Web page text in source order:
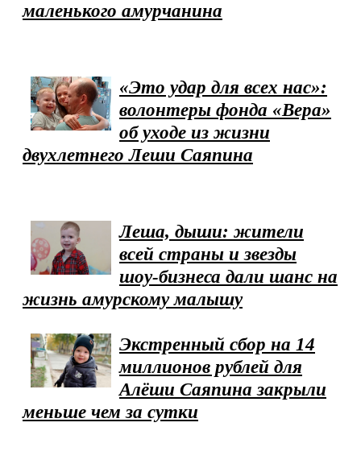
маленького амурчанина
«Это удар для всех нас»:
волонтеры фонда «Вера»
об уходе из жизни
двухлетнего Леши Саяпина
Леша, дыши: жители
всей страны и звезды
шоу-бизнеса дали шанс на
жизнь амурскому малышу
Экстренный сбор на 14
миллионов рублей для
Алёши Саяпина закрыли
меньше чем за сутки